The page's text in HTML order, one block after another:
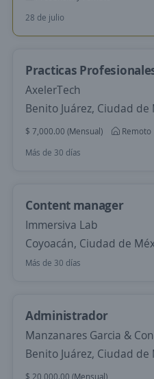
28 de julio
Practicas
AxelerTech
Benito Juárez, Ciudad de
$ 7,000.00 (Mensual)
Remoto
Más de 30 días
Content manager
Immersiva Lab
Coyoacán, Ciudad de
Más de 30 días
Administrador
Manzanares Garcia &
Benito Juárez, Ciudad de
$ 20,000.00 (Mensual)